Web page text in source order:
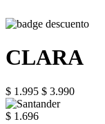
CLARA
$ 1.995 $ 3.990
$ 1.696